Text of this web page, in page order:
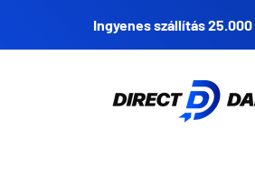
Ingyenes szállítás
Direct Darts